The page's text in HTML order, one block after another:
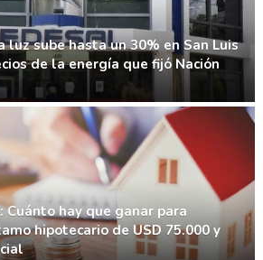
luz sube hasta un 30% en San Luis
de la energía que fijó Nación
Cuánto hay que ganar para
hipotecario de USD 75.000 y